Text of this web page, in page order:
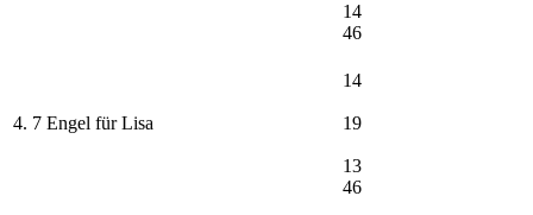
14
46
4. 7 Engel für Lisa
14
19
13
46